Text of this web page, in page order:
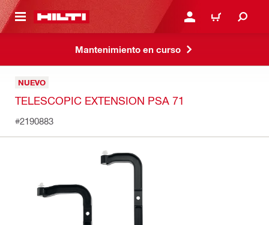
PRINCIPAL INICIE SESIÓN O
CARRITO
Mantenimiento en curso
NUEVO
TELESCOPIC EXTENSION PSA 71
#2190883